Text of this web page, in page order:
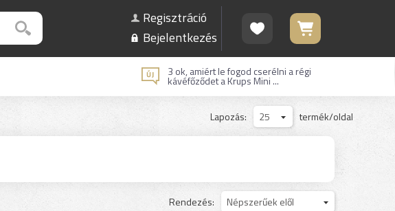
Regisztráció
Bejelentkezés
3 ok, amiért le fogod cserélni a régi
kávéfőződet a Krups Mini ...
termék/oldal
25
Lapozás:
Népszerűek elől
Rendezés: